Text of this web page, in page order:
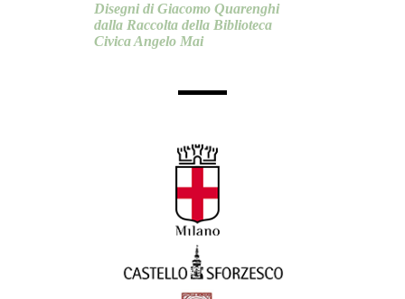
Disegni di Giacomo Quarenghi
dalla Raccolta della Biblioteca
Civica Angelo Mai